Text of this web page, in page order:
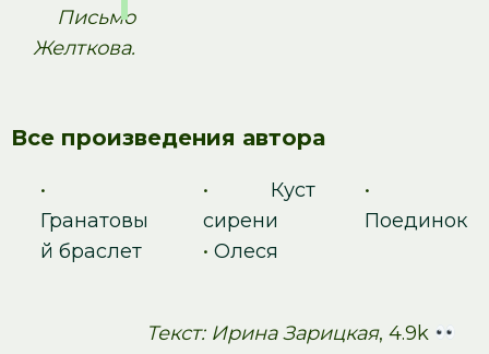
Письмо
Желткова.
Все произведения автора
•
Гранатовы
й браслет
• Куст
сирени
• Олеся
•
Поединок
Текст: Ирина Зарицкая, 4.9k